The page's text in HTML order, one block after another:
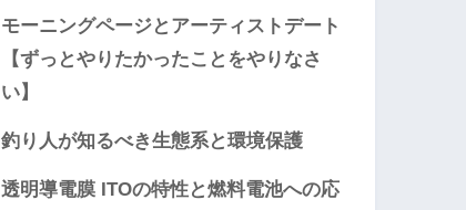
モーニングページとアーティストデート
【ずっとやりたかったことをやりなさ
い】
釣り人が知るべき生態系と環境保護
透明導電膜 ITOの特性と燃料電池への応